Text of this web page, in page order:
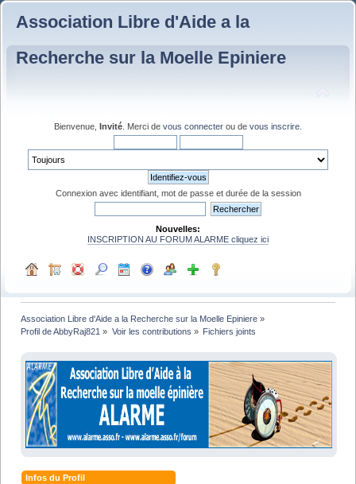
Association Libre d'Aide a la
Recherche sur la Moelle Epiniere
Bienvenue, Invité . Merci de vous connecter ou de vous inscrire
Connexion avec identifiant, mot de passe et durée de la session
Nouvelles:
INSCRIPTION AU FORUM ALARME cliquez ici
Association Libre d'Aide a la Recherche sur la Moelle Epiniere »
Profil de AbbyRaj821 » Voir les contributions » Fichiers joints
Infos du Profil